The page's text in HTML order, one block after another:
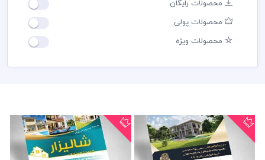
محصولات رایگان
محصولات پولی
محصولات ویژه